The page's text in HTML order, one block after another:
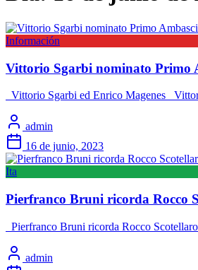
Información
Vittorio Sgarbi nominato Primo
Vittorio Sgarbi ed Enrico Magenes
admin
16 de junio, 2023
Ita
Pierfranco Bruni ricorda Rocco
Pierfranco Bruni ricorda Rocco
admin